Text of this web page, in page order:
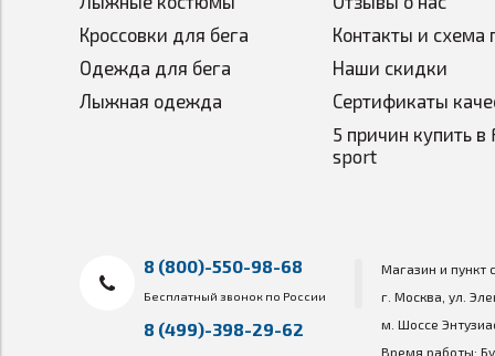
Кроссовки для бега
Одежда для бега
Лыжная одежда
Контакты и схема
Наши скидки
Сертификаты
5 причин купить в
sport
8 (800)-550-98-68
Бесплатный звонок по России
8 (499)-398-29-62
Магазин и пункт
г. Москва, ул.
м. Шоссе
Время работы: